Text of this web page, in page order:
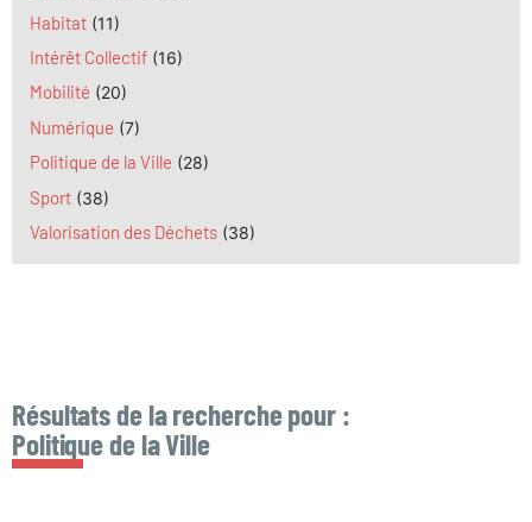
Habitat (11)
Intérêt Collectif (16)
Mobilité (20)
Numérique (7)
Politique de la Ville (28)
Sport (38)
Valorisation des Déchets (38)
Résultats de la recherche pour :
Politique de la Ville